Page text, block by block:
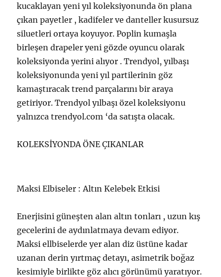
kucaklayan yeni yıl koleksiyonunda ön plana
çıkan payetler , kadifeler ve danteller kusursuz
siluetleri ortaya koyuyor. Poplin kumaşla
birleşen drapeler yeni gözde oyuncu olarak
koleksiyonda yerini alıyor . Trendyol, yılbaşı
koleksiyonunda yeni yıl partilerinin göz
kamaştıracak trend parçalarını bir araya
getiriyor. Trendyol yılbaşı özel koleksiyonu
yalnızca trendyol.com ‘da satışta olacak.
KOLEKSİYONDA ÖNE ÇIKANLAR
Maksi Elbiseler : Altın Kelebek Etkisi
Enerjisini güneşten alan altın tonları , uzun kış
gecelerini de aydınlatmaya devam ediyor.
Maksi ellbiselerde yer alan diz üstüne kadar
uzanan derin yırtmaç detayı, asimetrik boğaz
kesimiyle birlikte göz alıcı görünümü yaratıyor.